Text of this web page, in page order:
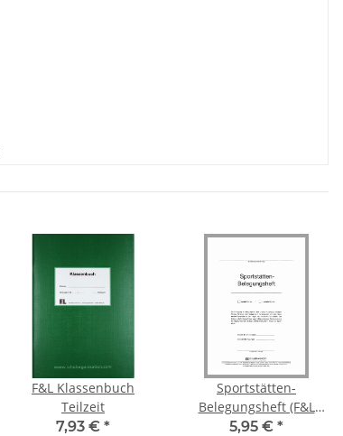
F&L Klassenbuch
Teilzeit
7,93 € *
Sportstätten-
Belegungsheft (F&L
9095-1990)
5,95 € *